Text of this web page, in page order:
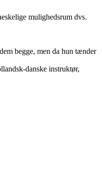
mulighedsrum dvs.
begge, men da hun tænder
danske instruktør,